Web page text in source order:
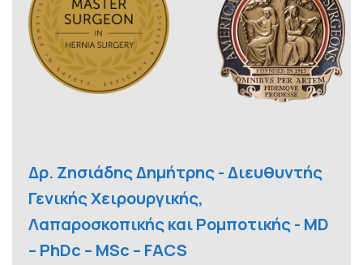
Δρ. Ζησιάδης Δημήτρης - Διευθυντής
Γενικής Χειρουργικής,
Λαπαροσκοπικής και Ρομποτικής - MD
– PhDc – MSc – FACS